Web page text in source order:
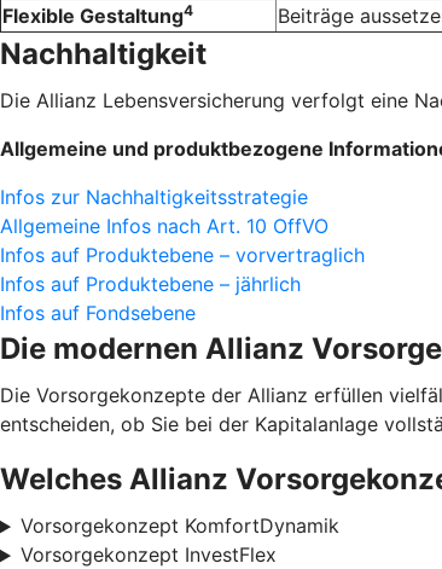
Flexible Gestaltung4 Beiträge
Nachhaltigkeit
Die Allianz Lebensversicherung verfolgt eine
Allgemeine und produktbezogene
Infos zur Nachhaltigkeitsstrategie
Allgemeine Infos nach Art. 10 OffVO
Infos auf Produktebene – vorvertraglich
Infos auf Produktebene – jährlich
Infos auf Fondsebene
Die modernen Allianz
Die Vorsorgekonzepte der Allianz erfüllen
entscheiden, ob Sie bei der Kapitalanlage
Welches Allianz
Vorsorgekonzept KomfortDynamik
Vorsorgekonzept InvestFlex